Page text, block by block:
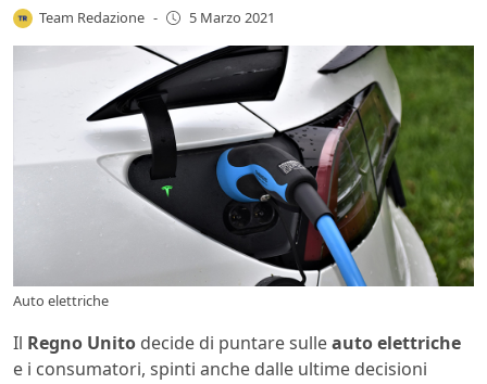
Team Redazione - 5 Marzo 2021
Auto elettriche
Il Regno Unito decide di puntare sulleauto elettriche
e i consumatori, spinti anche dalle ultime decisioni